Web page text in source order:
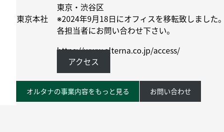
東京本社
東京・渋谷区
※2024年9月18日にオフィスを移転致しました
各担当者にお問い合わせ下さい。
https://www.alterna.co.jp/access/
アクセス
オルタナの事業内容をもっと見る お問い合わせ